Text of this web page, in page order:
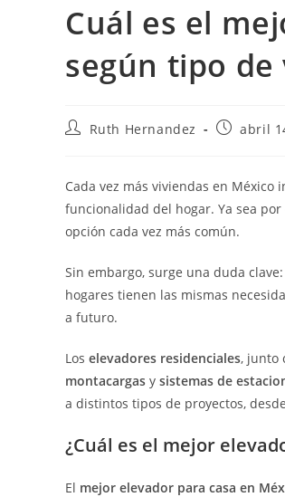
Cuál es el
según tipo de
Autor
entrada:
Ruth Hernandez
entrada:
abril
Cada vez más viviendas en
funcionalidad del hogar. Ya sea
opción cada vez más común.
Sin embargo, surge una duda clave:
hogares tienen las mismas
a futuro.
Los elevadores residenciales, junto
montacargas y sistemas de
a distintos tipos de proyectos,
¿Cuál es el mejor
El mejor elevador para casa en